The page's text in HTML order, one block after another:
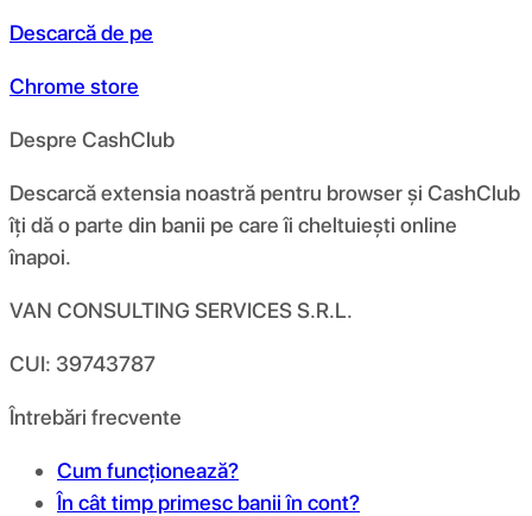
Descarcă de pe
Chrome store
Despre CashClub
Descarcă extensia noastră pentru browser și CashClub
îți dă o parte din banii pe care îi cheltuiești online
înapoi.
VAN CONSULTING SERVICES S.R.L.
CUI: 39743787
Întrebări frecvente
Cum funcționează?
În cât timp primesc banii în cont?